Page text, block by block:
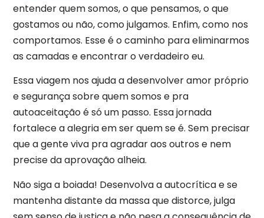
entender quem somos, o que pensamos, o que
gostamos ou não, como julgamos. Enfim, como nos
comportamos. Esse é o caminho para eliminarmos
as camadas e encontrar o verdadeiro eu.
Essa viagem nos ajuda a desenvolver amor próprio
e segurança sobre quem somos e pra
autoaceitação é só um passo. Essa jornada
fortalece a alegria em ser quem se é. Sem precisar
que a gente viva pra agradar aos outros e nem
precise da aprovação alheia.
Não siga a boiada! Desenvolva a autocrítica e se
mantenha distante da massa que distorce, julga